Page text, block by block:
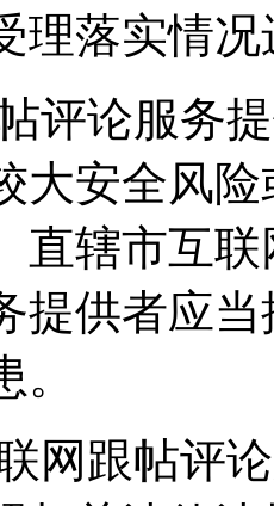
理落实情
评论服务
大安全风
直辖市互
提供者应
网跟帖评